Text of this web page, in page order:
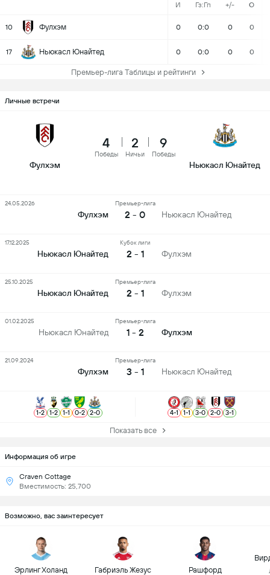
И Гз:Гп +/- О
10 Фулхэм 0 0:0 0 0
17 Ньюкасл Юнайтед 0 0:0 0 0
Премьер-лига Таблицы и рейтинги
Информация об игре
Craven Cottage
Вместимость: 25,700
Личные встречи
Фулхэм
4
Победы
2
Ничьи
9
Победы
Ньюкасл Юнайтед
Фулхэм
Премьер-лига
2 - 0 Ньюкасл Юнайтед
24.05.2026
Ньюкасл Юнайтед
Кубок лиги
2 - 1 Фулхэм
17.12.2025
Ньюкасл Юнайтед
Премьер-лига
2 - 1 Фулхэм
25.10.2025
Ньюкасл Юнайтед
Премьер-лига
1 - 2 Фулхэм
01.02.2025
Фулхэм
Премьер-лига
3 - 1 Ньюкасл Юнайтед
21.09.2024
1-2 1-2 1-1 0-2 2-0 4-1 1-1 3-0 2-0 3-1
Показать все
Возможно, вас заинтересует
Эрлинг Холанд Габриэль Жезус Рашфорд